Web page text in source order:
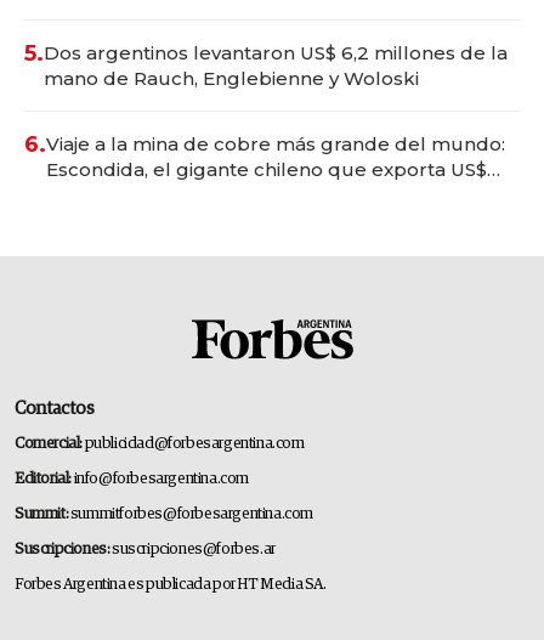
5.Dos argentinos levantaron US$ 6,2 millones de la
mano de Rauch, Englebienne y Woloski
6.Viaje a la mina de cobre más grande del mundo:
Escondida, el gigante chileno que exporta US$
Contactos
Comercial:publicidad@forbesargentina.com
Editorial:info@forbesargentina.com
Summit:summitforbes@forbesargentina.com
Suscripciones:suscripciones@forbes.ar
Forbes Argentina es publicada por HT Media SA.